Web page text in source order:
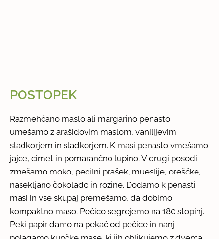
POSTOPEK
Razmehčano maslo ali margarino penasto
umešamo z arašidovim maslom, vanilijevim
sladkorjem in sladkorjem. K masi penasto vmešamo
jajce, cimet in pomarančno lupino. V drugi posodi
zmešamo moko, pecilni prašek, mueslije, oreščke,
nasekljano čokolado in rozine. Dodamo k penasti
masi in vse skupaj premešamo, da dobimo
kompaktno maso. Pečico segrejemo na 180 stopinj.
Peki papir damo na pekač od pečice in nanj